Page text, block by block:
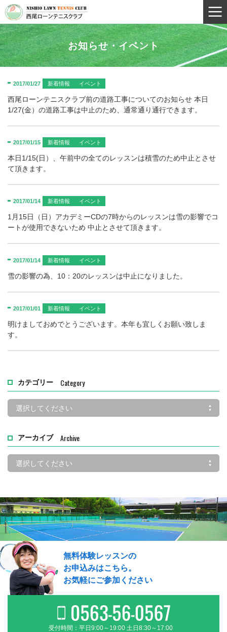
お知らせ・イベント
2017/01/27 新着情報 イベント
西尾ローンテニスクラブ前の道路工事についてのお知らせ 本日
1/27(金）の道路工事は中止のため、通常通り通行できます。
2017/01/15 新着情報 イベント
本日1/15(日）、午前中の全てのレッスンは積雪のため中止とさせ
て頂きます。
2017/01/14 新着情報 イベント
1月15日（日）アカデミーCDの7時からのレッスンは雪の影響でコ
ートが使用できないため 中止とさせて頂きます。
2017/01/14 新着情報 イベント
雪の影響の為、10：20のレッスンは中止になりました。
2017/01/01 新着情報 イベント
明けましておめでとうございます。本年も宜しくお願い致しま
す。
カテゴリー Category
アーカイブ Archive
無料体験レッスンの
お申込みはこちら。
お気軽にご参加ください
受付時間：平日9:00～19:00 土日8:30～17:00